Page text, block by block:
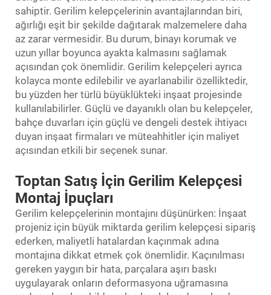
sahiptir. Gerilim kelepçelerinin avantajlarından biri,
ağırlığı eşit bir şekilde dağıtarak malzemelere daha
az zarar vermesidir. Bu durum, binayı korumak ve
uzun yıllar boyunca ayakta kalmasını sağlamak
açısından çok önemlidir. Gerilim kelepçeleri ayrıca
kolayca monte edilebilir ve ayarlanabilir özelliktedir,
bu yüzden her türlü büyüklükteki inşaat projesinde
kullanılabilirler. Güçlü ve dayanıklı olan bu kelepçeler,
bahçe duvarları için güçlü ve dengeli destek ihtiyacı
duyan inşaat firmaları ve müteahhitler için maliyet
açısından etkili bir seçenek sunar.
Toptan Satış İçin Gerilim Kelepçesi
Montaj İpuçları
Gerilim kelepçelerinin montajını düşünürken: İnşaat
projeniz için büyük miktarda gerilim kelepçesi sipariş
ederken, maliyetli hatalardan kaçınmak adına
montajına dikkat etmek çok önemlidir. Kaçınılması
gereken yaygın bir hata, parçalara aşırı baskı
uygulayarak onların deformasyona uğramasına